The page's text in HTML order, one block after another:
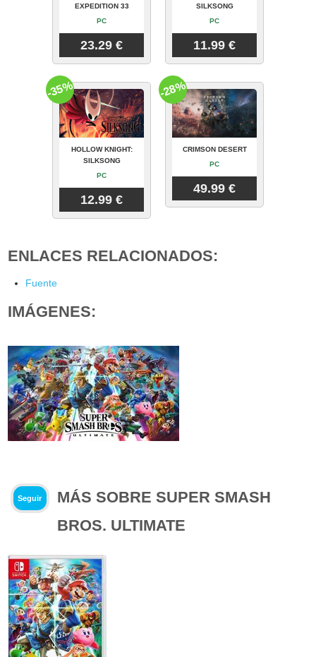
EXPEDITION 33
PC
23.29 €
SILKSONG
PC
11.99 €
HOLLOW KNIGHT:
SILKSONG
PC
12.99 €
-35%
CRIMSON DESERT
PC
49.99 €
-28%
ENLACES RELACIONADOS:
Fuente
IMÁGENES:
Seguir
MÁS SOBRE SUPER SMASH
BROS. ULTIMATE